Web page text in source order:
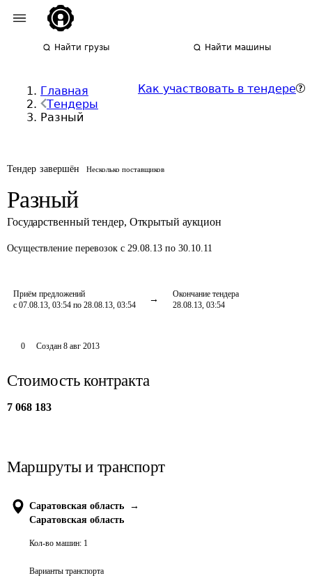
Найти грузы Найти машины
Главная
Тендеры
Разный
Как участвовать в тендере
Тендер завершён Несколько поставщиков
Разный
Государственный тендер, Открытый аукцион
Осуществление перевозок с 29.08.13 по 30.10.11
Приём предложений
с 07.08.13, 03:54 по 28.08.13, 03:54
Окончание тендера
28.08.13, 03:54
0 Создан 8 авг 2013
Стоимость контракта
7 068 183
Маршруты и транспорт
Саратовская область
→
Саратовская область
Кол-во машин: 1
Варианты транспорта